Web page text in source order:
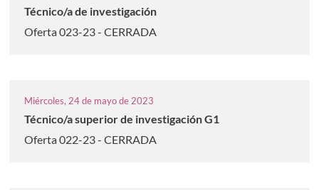
Técnico/a de investigación
Oferta 023-23 - CERRADA
Miércoles, 24 de mayo de 2023
Técnico/a superior de investigación G1
Oferta 022-23 - CERRADA